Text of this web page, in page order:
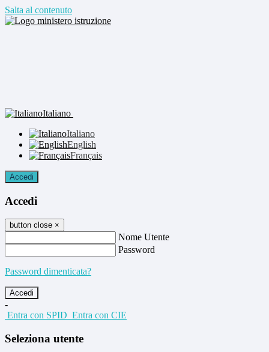
Salta al contenuto
Italiano
Italiano
English
Français
Accedi
Accedi
button close ×
Nome Utente
Password
Password dimenticata?
-
Entra con SPID Entra con CIE
Seleziona utente